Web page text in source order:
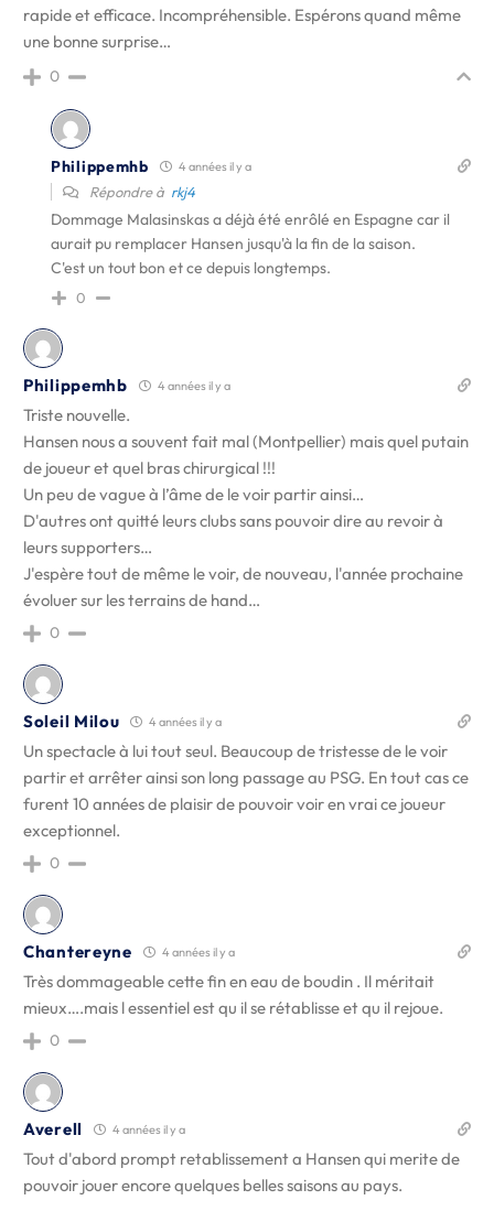
rapide et efficace. Incompréhensible. Espérons quand même
une bonne surprise…
0
Philippemhb 4 années il y a
Répondre à rkj4
Dommage Malasinskas a déjà été enrôlé en Espagne car il
aurait pu remplacer Hansen jusqu'à la fin de la saison.
C'est un tout bon et ce depuis longtemps.
0
Philippemhb 4 années il y a
Triste nouvelle.
Hansen nous a souvent fait mal (Montpellier) mais quel putain
de joueur et quel bras chirurgical !!!
Un peu de vague à l’âme de le voir partir ainsi…
D'autres ont quitté leurs clubs sans pouvoir dire au revoir à
leurs supporters…
J'espère tout de même le voir, de nouveau, l'année prochaine
évoluer sur les terrains de hand…
0
Soleil Milou 4 années il y a
Un spectacle à lui tout seul. Beaucoup de tristesse de le voir
partir et arrêter ainsi son long passage au PSG. En tout cas ce
furent 10 années de plaisir de pouvoir voir en vrai ce joueur
exceptionnel.
0
Chantereyne 4 années il y a
Très dommageable cette fin en eau de boudin . Il méritait
mieux….mais l essentiel est qu il se rétablisse et qu il rejoue.
0
Averell 4 années il y a
Tout d'abord prompt retablissement a Hansen qui merite de
pouvoir jouer encore quelques belles saisons au pays.